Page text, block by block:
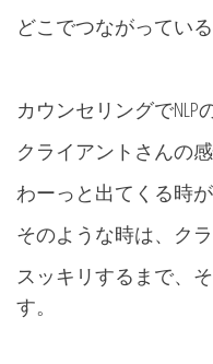
どこでつながってい
カウンセリングで
クライアントさんの
わーっと出てくる時が
そのような時は、ク
スッキリするまで、
す。